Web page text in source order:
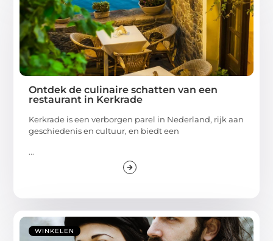
Ontdek de culinaire schatten van een
restaurant in Kerkrade
Kerkrade is een verborgen parel in Nederland, rijk aan
geschiedenis en cultuur, en biedt een
...
WINKELEN